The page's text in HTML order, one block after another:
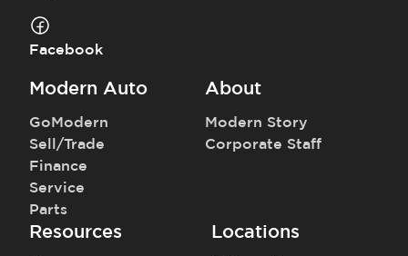
Facebook
Modern Auto
GoModern
Sell/Trade
Finance
Service
Parts
About
Modern Story
Corporate Staff
Resources Locations